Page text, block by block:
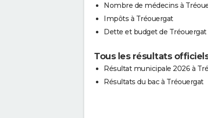
Nombre de médecins à
Impôts à Tréouergat
Dette et budget de Tréouergat
Tous les résultats
Résultat municipale 2026 à
Résultats du bac à Tréouergat